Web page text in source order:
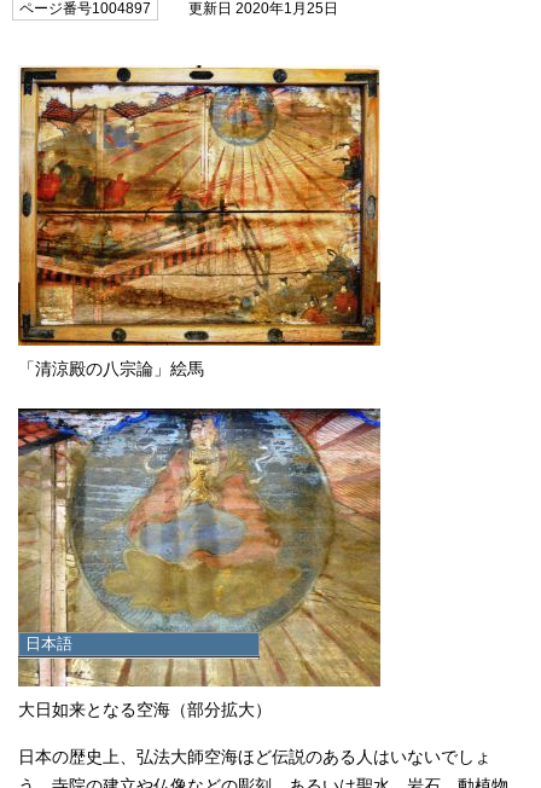
日本語
日本語
English
한국어
繁體中文
ページ番号1004897 更新日 2020年1月25日
「清涼殿の八宗論」絵馬
大日如来となる空海（部分拡大）
日本の歴史上、弘法大師空海ほど伝説のある人はいないでしょ